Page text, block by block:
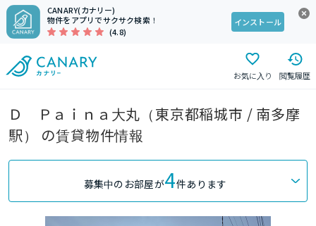
CANARY(カナリー)
物件をアプリでサクサク検索！
(4.8)
インストール
お気に入り 閲覧履歴
Ｄ Ｐａｉｎａ大丸（東京都稲城市 / 南多摩
駅） の賃貸物件情報
募集中のお部屋が4件あります